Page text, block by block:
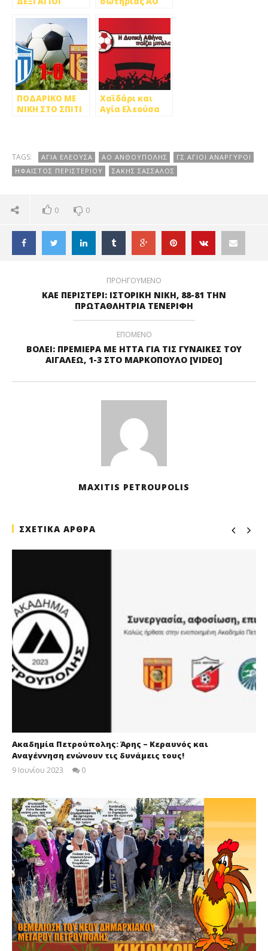
ΚΗΠΟΥΠΟΛΗ!
[VIDEO]
Ελεούσα
ΠΟΔΑΡΙΚΟ ΜΕ
ΝΙΚΗ ΣΤΟ ΣΠΙΤΙ
ΠΕΤΡΟΥΠΟΛΗΣ
Χαϊδάρι και
Αγία Ελεούσα
TAGS: ΑΓΙΑ ΕΛΕΟΥΣΑ ΑΟ ΑΝΘΟΥΠΟΛΗΣ
ΓΣ ΑΓΙΟΙ ΑΝΑΡΓΥΡΟΙ
ΗΦΑΙΣΤΟΣ ΠΕΡΙΣΤΕΡΙΟΥ
ΣΑΚΗΣ ΣΑΣΣΑΛΟΣ
0 0
ΠΡΟΗΓΟΥΜΕΝΟ
ΚΑΕ ΠΕΡΙΣΤΕΡΙ: ΙΣΤΟΡΙΚΗ ΝΙΚΗ, 88-81 ΤΗΝ
ΠΡΩΤΑΘΛΗΤΡΙΑ ΤΕΝΕΡΙΦΗ
ΕΠΟΜΕΝΟ
ΒΟΛΕΙ: ΠΡΕΜΙΕΡΑ ΜΕ ΗΤΤΑ ΓΙΑ ΤΙΣ ΓΥΝΑΙΚΕΣ ΤΟΥ
ΑΙΓΑΛΕΩ, 1-3 ΣΤΟ ΜΑΡΚΟΠΟΥΛΟ [VIDEO]
MAXITIS PETROUPOLIS
ΣΧΕΤΙΚΑ ΑΡΘΡΑ
Ακαδημία Πετρούπολης: Άρης – Κεραυνός και
Αναγέννηση ενώνουν τις δυνάμεις τους!
9 Ιουνίου 2023
0